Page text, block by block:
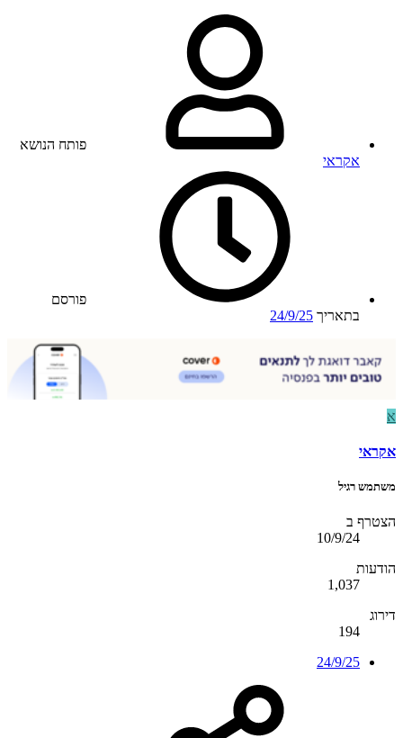
פותח הנושא
אקראי
פורסם
בתאריך 24/9/25
א
אקראי
משתמש רגיל
הצטרף ב
10/9/24
הודעות
1,037
דירוג
194
24/9/25